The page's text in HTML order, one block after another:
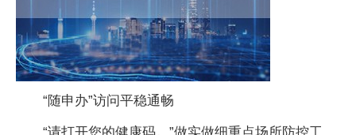
“随申办”访问平稳通畅